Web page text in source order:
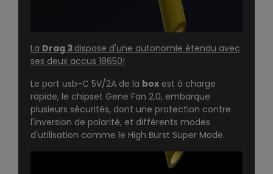
La Drag 3 dispose d'une autonomie étendu avec
ses deux accus 18650!
Le port usb-C 5V/2A de la box est à charge
rapide, le chipset Gene Fan 2.0, embarque
plusieurs sécurités, dont une protection contre
l'inversion de polarité, et différents modes
d'utilisation comme le High Burst Super Mode.